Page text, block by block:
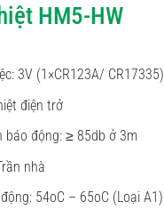
HM5-HW
3V (1×CR123A/ CR17335)
điện trở
báo động: ≥ 85db ở 3m
nhà
54oC – 65oC (Loại A1)